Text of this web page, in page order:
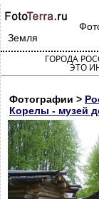
Земля
ГОРОДА
ЭТО
Фотографии >
Корелы - музей